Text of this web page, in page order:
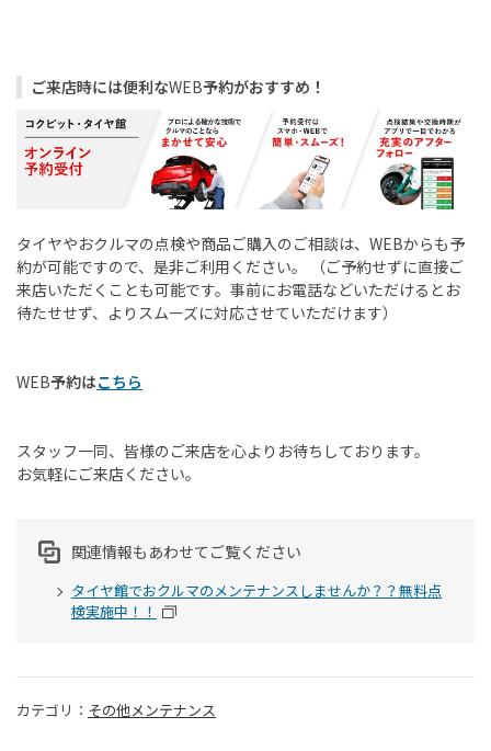
ご来店時には便利なWEB予約がおすすめ！
タイヤやおクルマの点検や商品ご購入のご相談は、 WEBからも予
約が可能ですので、是非ご利用ください。
（ご予約せずに直接ご
来店いただくことも可能です。事前にお電話などいただけるとお
待たせせず、よりスムーズに対応させていただけます）
WEB予約はこちら
スタッフ一同、皆様のご来店を心よりお待ちしております。
お気軽にご来店ください。
関連情報もあわせてご覧ください
タイヤ館でおクルマのメンテナンスしませんか？？無料点
検実施中！！
カテゴリ： その他メンテナンス